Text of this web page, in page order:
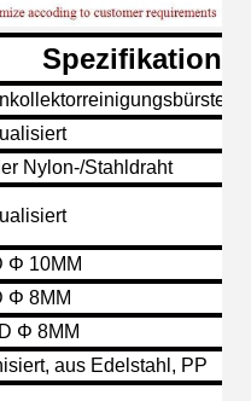
Spezifikation
Nylon-/Stahldraht
Φ 10MM
Φ 8MM
Φ 8MM
aus Edelstahl, PP